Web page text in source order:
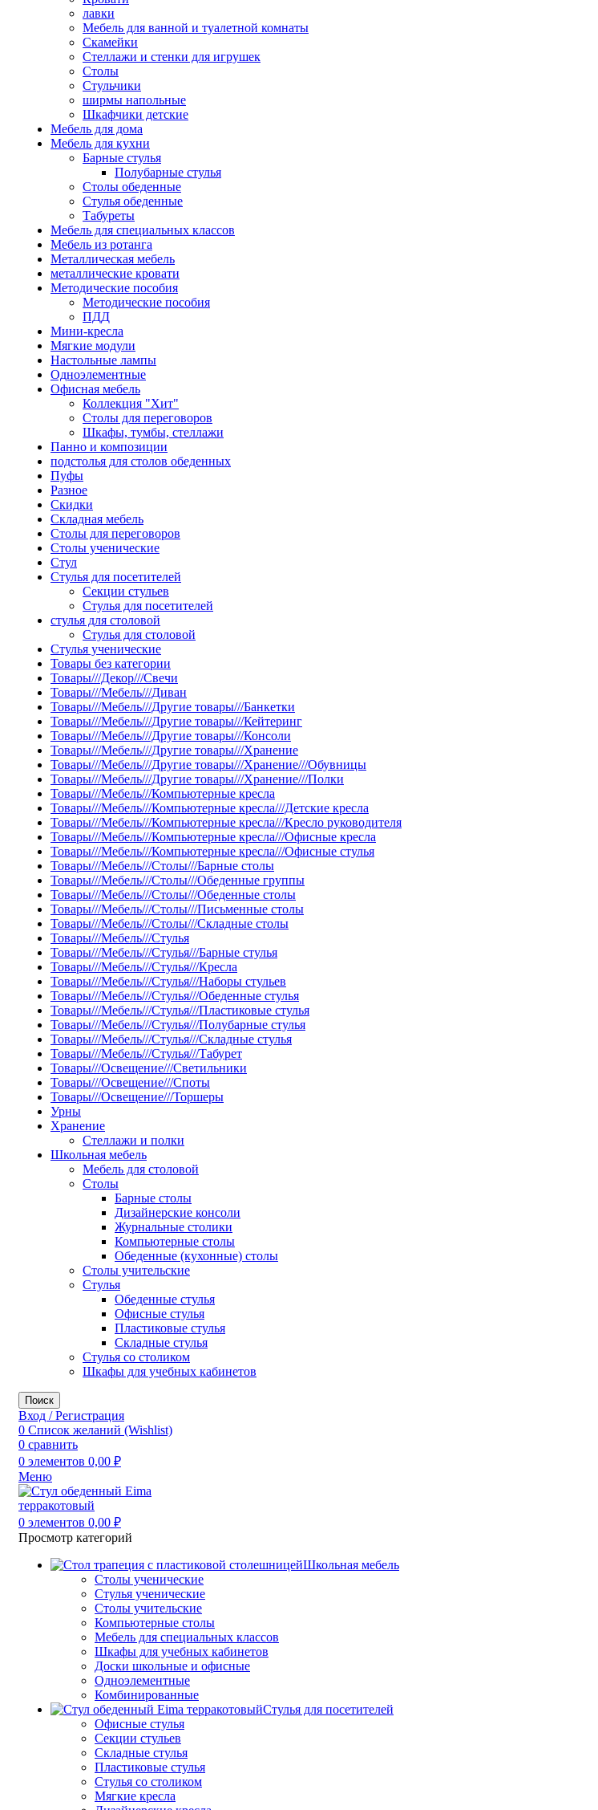
лавки
Мебель для ванной и туалетной комнаты
Скамейки
Стеллажи и стенки для игрушек
Столы
Стульчики
ширмы напольные
Шкафчики детские
Мебель для дома
Мебель для кухни
Барные стулья
Полубарные стулья
Столы обеденные
Стулья обеденные
Табуреты
Мебель для специальных классов
Мебель из ротанга
Металлическая мебель
металлические кровати
Методические пособия
Методические пособия
ПДД
Мини-кресла
Мягкие модули
Настольные лампы
Одноэлементные
Офисная мебель
Коллекция "Хит"
Столы для переговоров
Шкафы, тумбы, стеллажи
Панно и композиции
подстолья для столов обеденных
Пуфы
Разное
Скидки
Складная мебель
Столы для переговоров
Столы ученические
Стул
Стулья для посетителей
Секции стульев
Стулья для посетителей
стулья для столовой
Стулья для столовой
Стулья ученические
Товары без категории
Товары///Декор///Свечи
Товары///Мебель///Диван
Товары///Мебель///Другие товары///Банкетки
Товары///Мебель///Другие товары///Кейтеринг
Товары///Мебель///Другие товары///Консоли
Товары///Мебель///Другие товары///Хранение
Товары///Мебель///Другие товары///Хранение///Обувницы
Товары///Мебель///Другие товары///Хранение///Полки
Товары///Мебель///Компьютерные кресла
Товары///Мебель///Компьютерные кресла///Детские кресла
Товары///Мебель///Компьютерные кресла///Кресло руководителя
Товары///Мебель///Компьютерные кресла///Офисные кресла
Товары///Мебель///Компьютерные кресла///Офисные стулья
Товары///Мебель///Столы///Барные столы
Товары///Мебель///Столы///Обеденные группы
Товары///Мебель///Столы///Обеденные столы
Товары///Мебель///Столы///Письменные столы
Товары///Мебель///Столы///Складные столы
Товары///Мебель///Стулья
Товары///Мебель///Стулья///Барные стулья
Товары///Мебель///Стулья///Кресла
Товары///Мебель///Стулья///Наборы стульев
Товары///Мебель///Стулья///Обеденные стулья
Товары///Мебель///Стулья///Пластиковые стулья
Товары///Мебель///Стулья///Полубарные стулья
Товары///Мебель///Стулья///Складные стулья
Товары///Мебель///Стулья///Табурет
Товары///Освещение///Светильники
Товары///Освещение///Споты
Товары///Освещение///Торшеры
Урны
Хранение
Стеллажи и полки
Школьная мебель
Мебель для столовой
Столы
Барные столы
Дизайнерские консоли
Журнальные столики
Компьютерные столы
Обеденные (кухонные) столы
Столы учительские
Стулья
Обеденные стулья
Офисные стулья
Пластиковые стулья
Складные стулья
Стулья со столиком
Шкафы для учебных кабинетов
Поиск
Вход / Регистрация
0 Список желаний (Wishlist)
0 сравнить
0 элементов 0,00 ₽
Меню
0 элементов 0,00 ₽
Просмотр категорий
Школьная мебель
Столы ученические
Стулья ученические
Столы учительские
Компьютерные столы
Мебель для специальных классов
Шкафы для учебных кабинетов
Доски школьные и офисные
Одноэлементные
Комбинированные
Стулья для посетителей
Офисные стулья
Секции стульев
Складные стулья
Пластиковые стулья
Стулья со столиком
Мягкие кресла